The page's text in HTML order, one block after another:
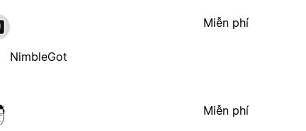
NimbleGot
Miễn phí
Miễn phí